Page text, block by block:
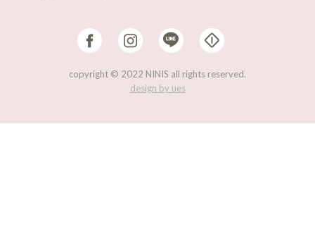
copyright © 2022 NINIS all rights reserved.
design by ues